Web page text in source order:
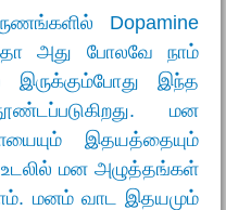
Dopamine
அது போலவே நாம்
இந்த
மன
இதயத்தையும்
உடலில் மன அழுத்தங்கள்
மனம் வாட இதயமும்